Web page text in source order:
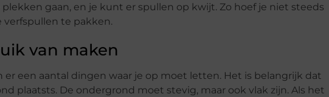
gaan, en je kunt er spullen op kwijt. Zo hoef je niet steeds
verfspullen te pakken.
van maken
er een aantal dingen waar je op moet letten. Het is belangrijk dat
plaatsts. De ondergrond moet stevig, maar ook vlak zijn. Als het